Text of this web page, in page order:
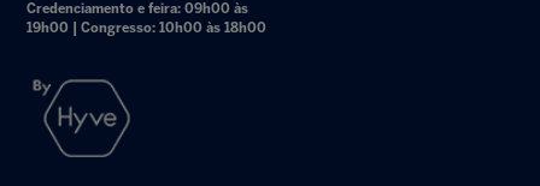
Credenciamento e feira: 09h00 às
19h00 | Congresso: 10h00 às 18h00